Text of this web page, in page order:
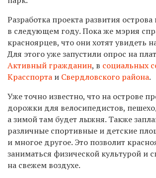
Разработка проекта развития острова
в следующем году. Пока же мэрия
красноярцев, что они хотят увидеть
Для этого уже запустили опрос на
Активный гражданин, в социальных
Красспорта и Свердловского района.
Уже точно известно, что на острове
дорожки для велосипедистов,
а зимой там будет лыжня. Также
различные спортивные и детские
и многое другое. Это позволит
заниматься физической культурой и
на свежем воздухе.